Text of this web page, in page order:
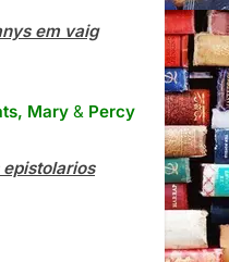
em vaig
Mary & Percy
epistolarios